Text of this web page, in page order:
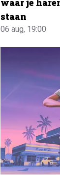
staan
06 aug, 19:00